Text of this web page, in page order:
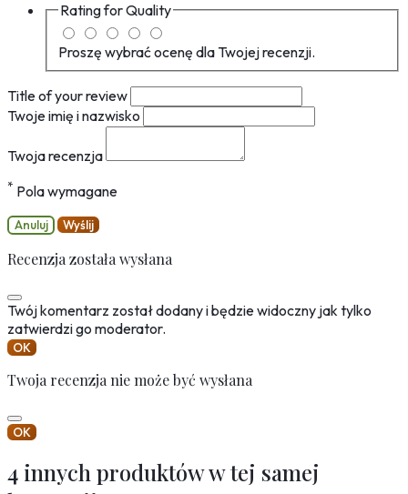
Rating forQuality
Proszę wybrać ocenę dla Twojej recenzji.
Title of your review
Twoje imię i nazwisko
Twoja recenzja
* Pola wymagane
Anuluj Wyślij
Recenzja została wysłana
Twój komentarz został dodany i będzie widoczny jak tylko
zatwierdzi go moderator.
OK
Twoja recenzja nie może być wysłana
OK
4 innych produktów w tej samej